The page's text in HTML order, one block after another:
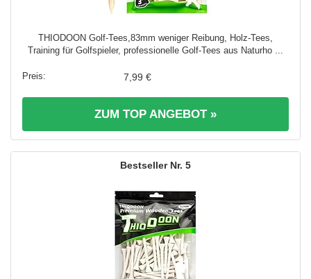
THIODOON Golf-Tees,83mm weniger Reibung, Holz-Tees,
Training für Golfspieler, professionelle Golf-Tees aus Naturho ...
7,99 €
ZUM TOP ANGEBOT »
5